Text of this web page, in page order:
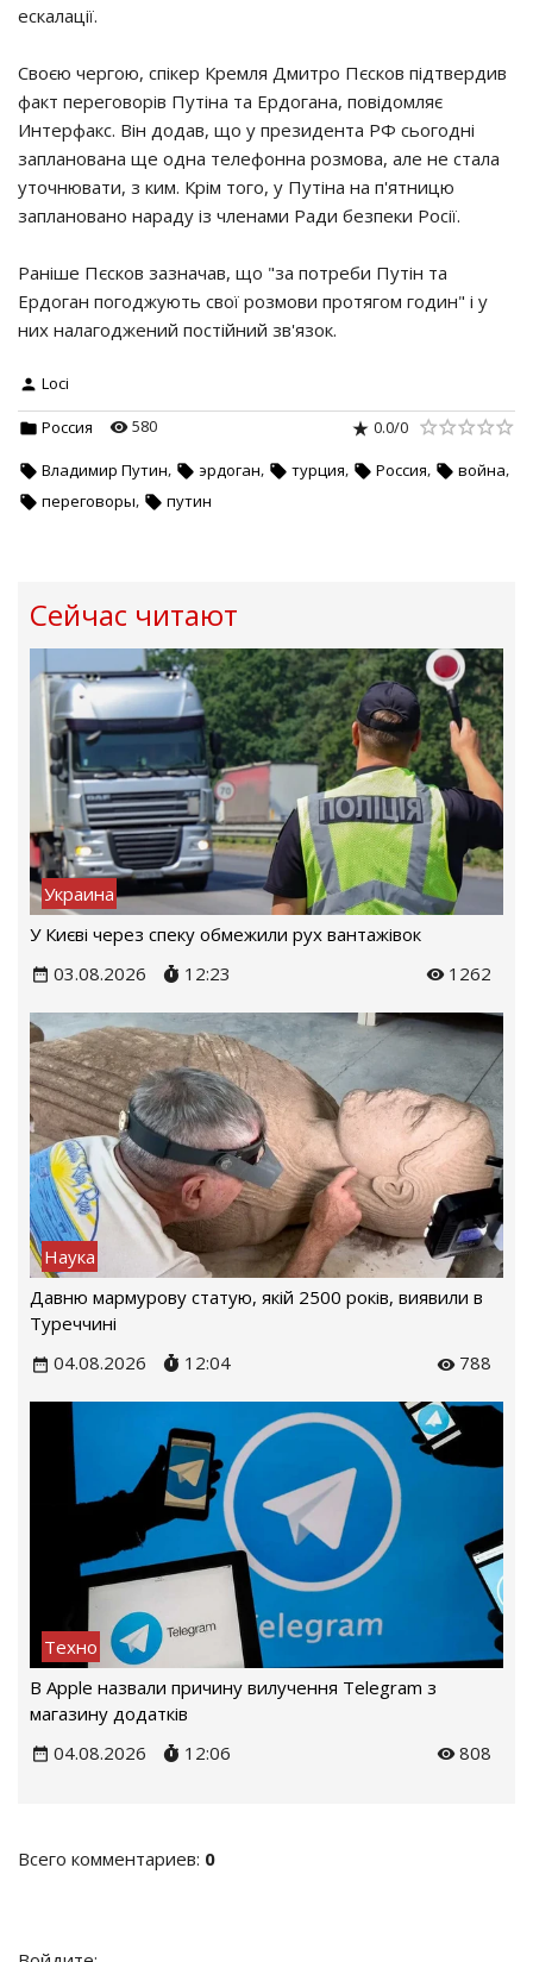
ескалації.
Своєю чергою, спікер Кремля Дмитро Пєсков підтвердив
факт переговорів Путіна та Ердогана, повідомляє
Интерфакс. Він додав, що у президента РФ сьогодні
запланована ще одна телефонна розмова, але не стала
уточнювати, з ким. Крім того, у Путіна на п'ятницю
заплановано нараду із членами Ради безпеки Росії.
Раніше Пєсков зазначав, що "за потреби Путін та
Ердоган погоджують свої розмови протягом годин" і у
них налагоджений постійний зв'язок.
Loci
Россия 580 0.0/0
Владимир Путин, эрдоган, турция, Россия, война,
переговоры, путин
Сейчас читают
Украина
У Києві через спеку обмежили рух вантажівок
03.08.2026
12:23 1262
Наука
Давню мармурову статую, якій 2500 років, виявили в
Туреччині
04.08.2026
12:04 788
Техно
В Apple назвали причину вилучення Telegram з
магазину додатків
04.08.2026
12:06 808
Всего комментариев: 0